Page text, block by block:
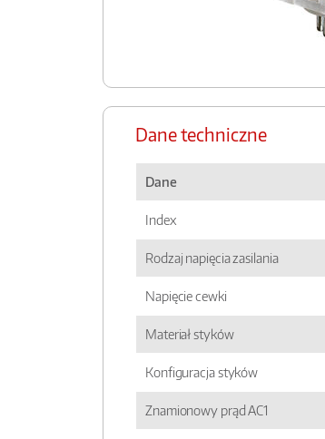
Dane techniczne
Dane
Index
Rodzaj napięcia zasilania
Napięcie cewki
Materiał styków
Konfiguracja styków
Znamionowy prąd AC1